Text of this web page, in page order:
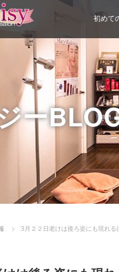
初めて
ー
3月２２日老けは後ろ姿にも現れる